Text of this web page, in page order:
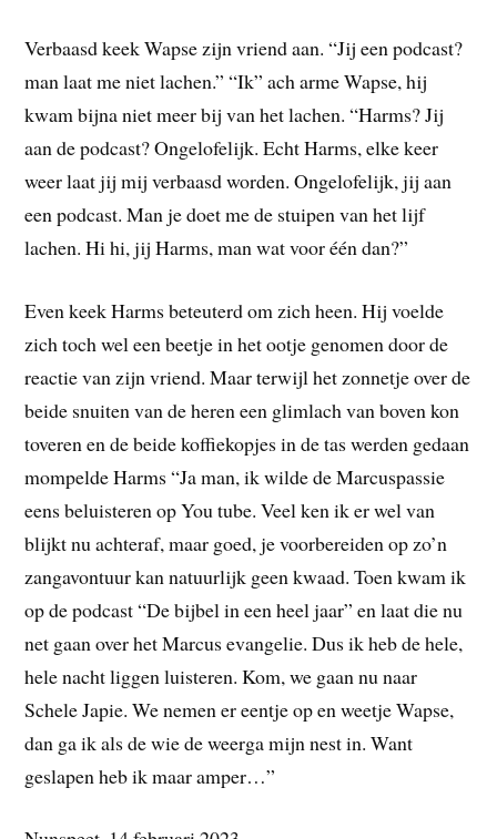
Verbaasd keek Wapse zijn vriend aan. “Jij een podcast?
man laat me niet lachen.” “Ik” ach arme Wapse, hij
kwam bijna niet meer bij van het lachen. “Harms? Jij
aan de podcast? Ongelofelijk. Echt Harms, elke keer
weer laat jij mij verbaasd worden. Ongelofelijk, jij aan
een podcast. Man je doet me de stuipen van het lijf
lachen. Hi hi, jij Harms, man wat voor één dan?”
Even keek Harms beteuterd om zich heen. Hij voelde
zich toch wel een beetje in het ootje genomen door de
reactie van zijn vriend. Maar terwijl het zonnetje over de
beide snuiten van de heren een glimlach van boven kon
toveren en de beide koffiekopjes in de tas werden gedaan
mompelde Harms “Ja man, ik wilde de Marcuspassie
eens beluisteren op You tube. Veel ken ik er wel van
blijkt nu achteraf, maar goed, je voorbereiden op zo’n
zangavontuur kan natuurlijk geen kwaad. Toen kwam ik
op de podcast “De bijbel in een heel jaar” en laat die nu
net gaan over het Marcus evangelie. Dus ik heb de hele,
hele nacht liggen luisteren. Kom, we gaan nu naar
Schele Japie. We nemen er eentje op en weetje Wapse,
dan ga ik als de wie de weerga mijn nest in. Want
geslapen heb ik maar amper…”